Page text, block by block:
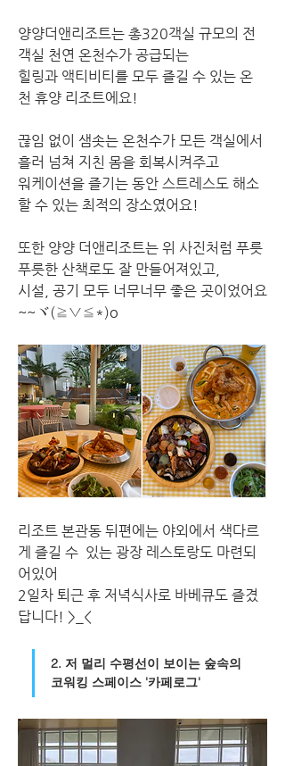
양양더앤리조트는 총320객실 규모의 전
객실 천연 온천수가 공급되는
힐링과 액티비티를 모두 즐길 수 있는 온
천 휴양 리조트에요!
끊임 없이 샘솟는 온천수가 모든 객실에서
흘러 넘쳐 지친 몸을 회복시켜주고
워케이션을 즐기는 동안 스트레스도 해소
또한 양양 더앤리조트는 위 사진처럼 푸릇
푸릇한 산책로도 잘 만들어져있고,
시설, 공기 모두 너무너무 좋은 곳이었어요
~~ヾ(≧▽≦*)o
리조트 본관동 뒤편에는 야외에서 색다르
게 즐길 수  있는 광장 레스토랑도 마련되
어있어
2일차 퇴근 후 저녁식사로 바베큐도 즐겼
답니다! >_<
2. 저 멀리 수평선이 보이는 숲속의
코워킹 스페이스 '카페로그'